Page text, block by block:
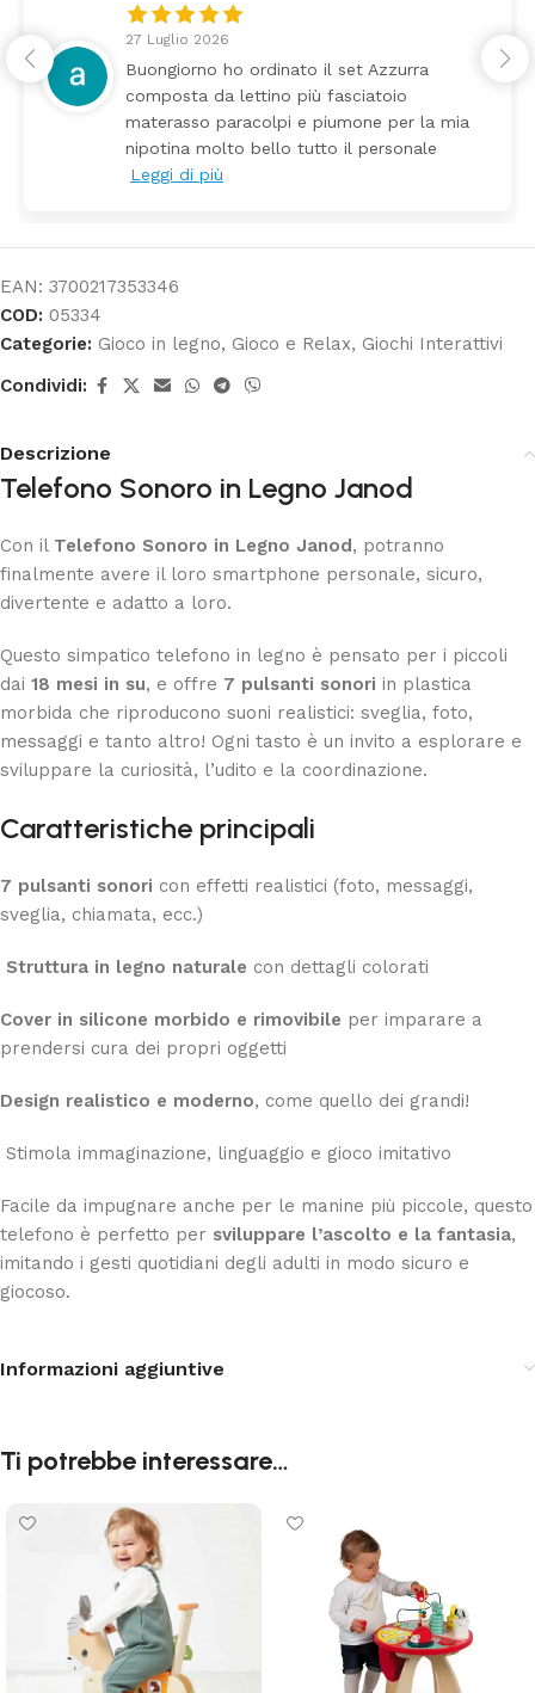
24 Luglio 2026
Tutti perfetto! Ho ordinato un lettino
arrivato ben imballato dopo pochi
Prezzo ottimi rispetto la concorrenza
EAN: 3700217353346
COD: 05334
Categorie: Gioco in legno, Gioco e Relax, Giochi Interattivi
Condividi:
Descrizione
Telefono Sonoro in Legno Janod
Con il Telefono Sonoro in Legno Janod, potranno
finalmente avere il loro smartphone personale, sicuro,
divertente e adatto a loro.
Questo simpatico telefono in legno è pensato per i piccoli
dai 18 mesi in su, e offre 7 pulsanti sonori in plastica
morbida che riproducono suoni realistici: sveglia, foto,
messaggi e tanto altro! Ogni tasto è un invito a esplorare e
sviluppare la curiosità, l’udito e la coordinazione.
Caratteristiche principali
7 pulsanti sonori con effetti realistici (foto, messaggi,
sveglia, chiamata, ecc.)
Struttura in legno naturale con dettagli colorati
Cover in silicone morbido e rimovibile per imparare a
prendersi cura dei propri oggetti
Design realistico e moderno, come quello dei grandi!
Stimola immaginazione, linguaggio e gioco imitativo
Facile da impugnare anche per le manine più piccole, questo
telefono è perfetto per sviluppare l’ascolto e la fantasia,
imitando i gesti quotidiani degli adulti in modo sicuro e
giocoso.
Informazioni aggiuntive
Ti potrebbe interessare…